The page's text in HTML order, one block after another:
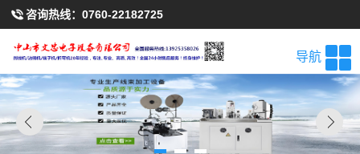
咨询热线： 0760-22182725
导航